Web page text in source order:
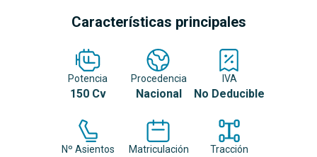
Características principales
Potencia
150 Cv
Procedencia
Nacional
IVA
No Deducible
Nº Asientos Matriculación Tracción